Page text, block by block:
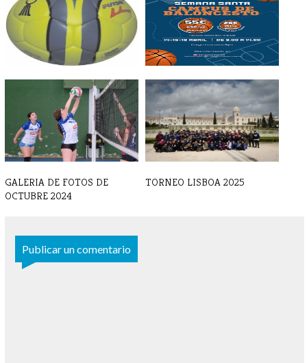
BALONMANO - Crónica y
resultado 7 d[...]
II CAMPUS BALONCESTO
SEMANA SANTA
GALERIA DE FOTOS DE
OCTUBRE 2024
TORNEO LISBOA 2025
Publicar un comentario